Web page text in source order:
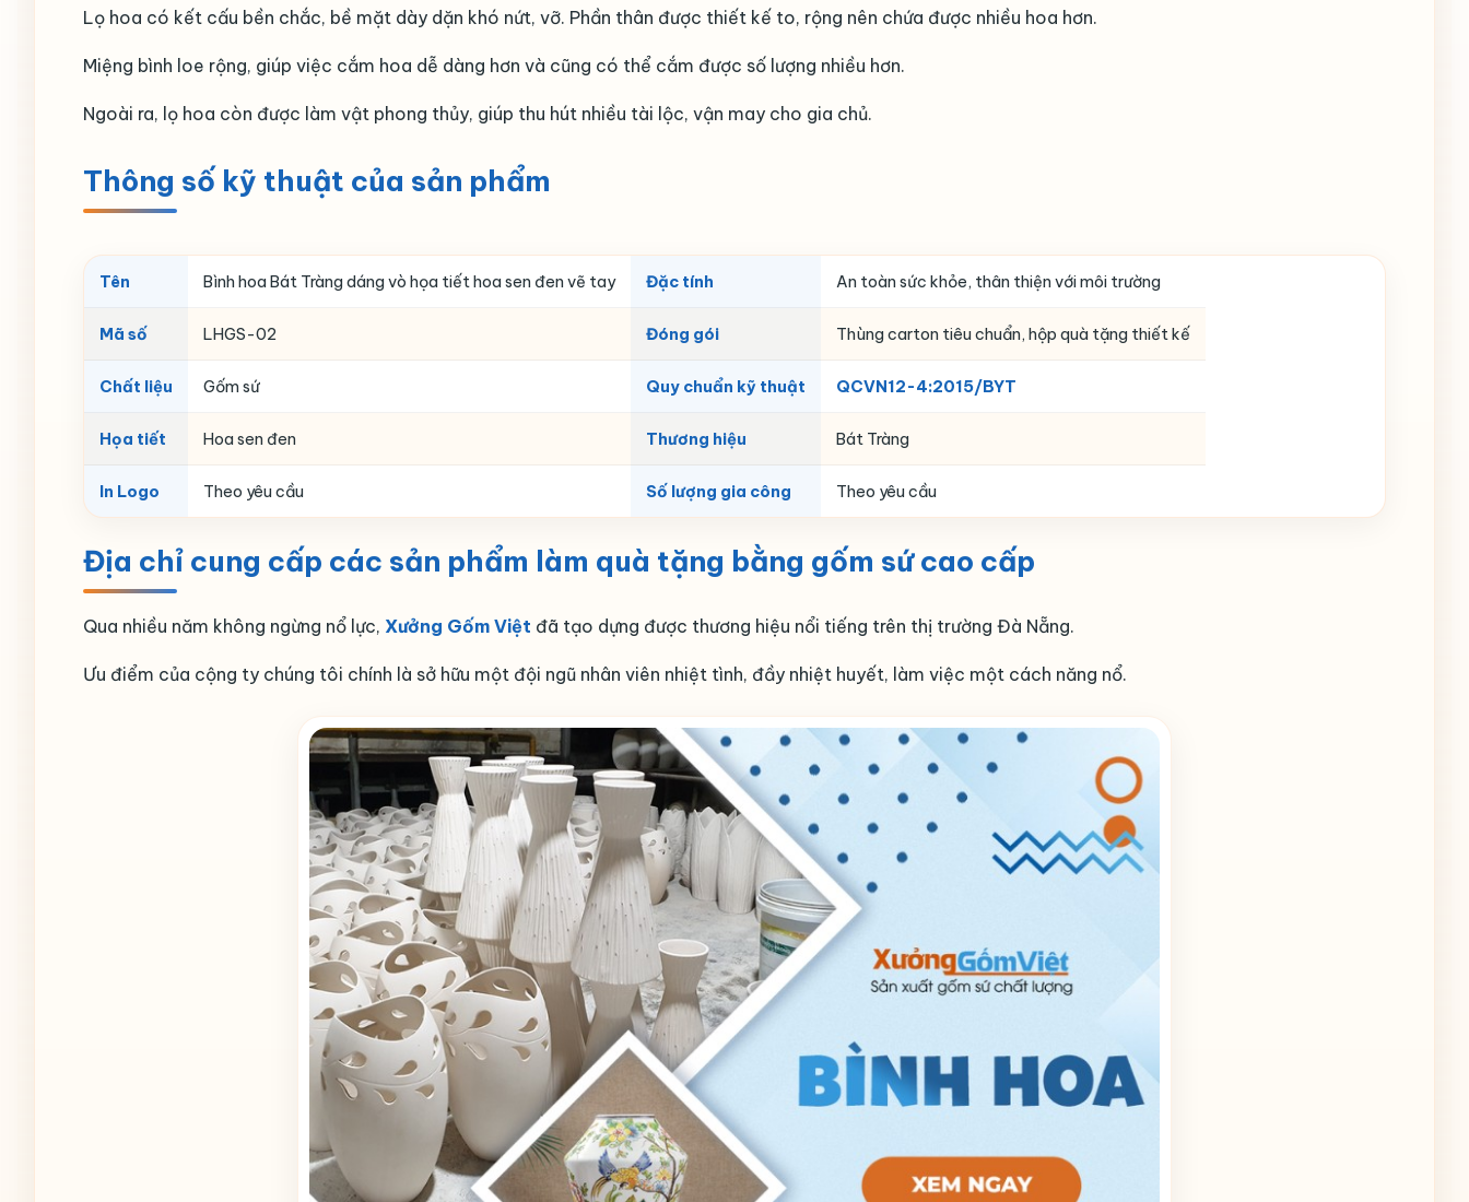
Lọ hoa có kết cấu bền chắc, bề mặt dày dặn khó nứt, vỡ. Phần thân được thiết kế to, rộng nên chứa được nhiều hoa hơn.
Miệng bình loe rộng, giúp việc cắm hoa dễ dàng hơn và cũng có thể cắm được số lượng nhiều hơn.
Ngoài ra, lọ hoa còn được làm vật phong thủy, giúp thu hút nhiều tài lộc, vận may cho gia chủ.
Thông số kỹ thuật của sản phẩm
Tên Bình hoa Bát Tràng dáng vò họa tiết hoa sen đen vẽ tay Đặc tính An toàn sức khỏe, thân thiện với môi trường
Mã số LHGS-02 Đóng gói Thùng carton tiêu chuẩn, hộp quà tặng thiết kế
Chất liệu Gốm sứ Quy chuẩn kỹ thuật QCVN12-4:2015/BYT
Họa tiết Hoa sen đen Thương hiệu Bát Tràng
In Logo Theo yêu cầu Số lượng gia công Theo yêu cầu
Địa chỉ cung cấp các sản phẩm làm quà tặng bằng gốm sứ cao cấp
Qua nhiều năm không ngừng nổ lực, Xưởng Gốm Việt đã tạo dựng được thương hiệu nổi tiếng trên thị trường Đà Nẵng.
Ưu điểm của cộng ty chúng tôi chính là sở hữu một đội ngũ nhân viên nhiệt tình, đầy nhiệt huyết, làm việc một cách năng nổ.